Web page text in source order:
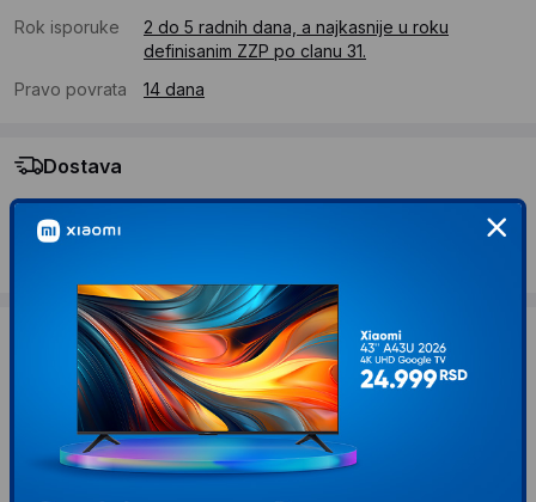
Rok isporuke
2 do 5 radnih dana, a najkasnije u roku
definisanim ZZP po clanu 31.
Pravo povrata
14 dana
Dostava
Standardna dostava se očekuje u roku od 2 do 5 radnih
dana
Želite li ponudu za firmu?
Kontaktirajte nas
Opis proizvoda ULTRACELL Žele akumulator
18 Ah šifra 12V/18-Ultracell